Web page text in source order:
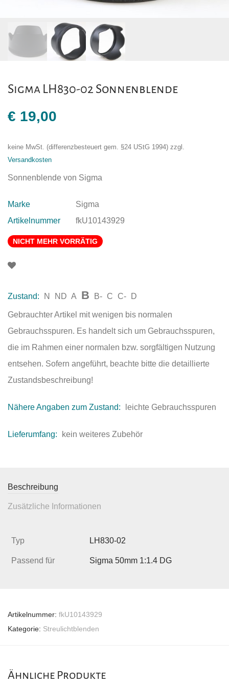
Sigma LH830-02 Sonnenblende
€ 19,00
keine MwSt. (differenzbesteuert gem. §24 UStG 1994) zzgl.
Versandkosten
Sonnenblende von Sigma
Marke
Sigma
Artikelnummer
fkU10143929
NICHT MEHR VORRÄTIG
Zustand: N ND A B B- C C- D
Gebrauchter Artikel mit wenigen bis normalen
Gebrauchsspuren. Es handelt sich um Gebrauchsspuren,
die im Rahmen einer normalen bzw. sorgfältigen Nutzung
entsehen. Sofern angeführt, beachte bitte die detaillierte
Zustandsbeschreibung!
Nähere Angaben zum Zustand: leichte Gebrauchsspuren
Lieferumfang: kein weiteres Zubehör
Beschreibung
Zusätzliche Informationen
Typ LH830-02
Passend für Sigma 50mm 1:1.4 DG
Artikelnummer: fkU10143929
Kategorie: Streulichtblenden
Ähnliche Produkte